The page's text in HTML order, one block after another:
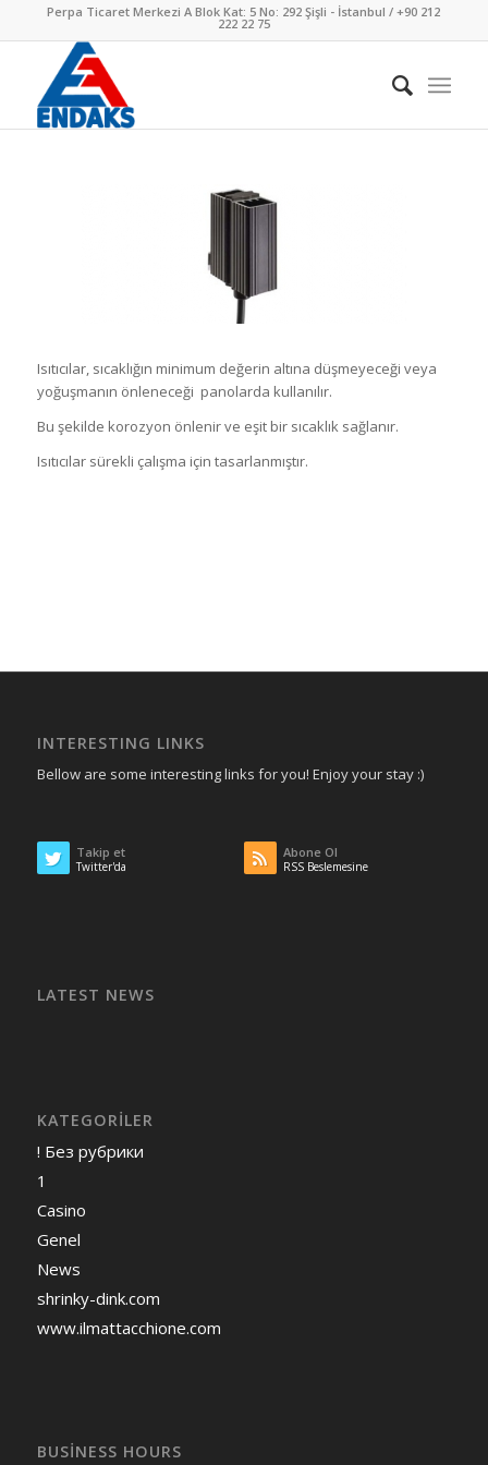
Perpa Ticaret Merkezi A Blok Kat: 5 No: 292 Şişli - İstanbul / +90 212
222 22 75
Isıtıcılar, sıcaklığın minimum değerin altına düşmeyeceği veya
yoğuşmanın önleneceği panolarda kullanılır.
Bu şekilde korozyon önlenir ve eşit bir sıcaklık sağlanır.
Isıtıcılar sürekli çalışma için tasarlanmıştır.
INTERESTING LINKS
Bellow are some interesting links for you! Enjoy your stay :)
Takip et
Twitter'da
Abone Ol
RSS Beslemesine
LATEST NEWS
KATEGORILER
! Без рубрики
1
Casino
Genel
News
shrinky-dink.com
www.ilmattacchione.com
BUSINESS HOURS